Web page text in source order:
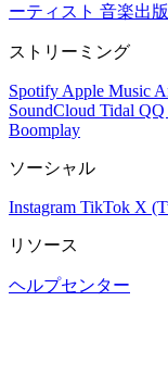
ーティスト 音楽出
ストリーミング
Spotify Apple Music
SoundCloud Tidal QQ
Boomplay
ソーシャル
Instagram TikTok X
リソース
ヘルプセンター